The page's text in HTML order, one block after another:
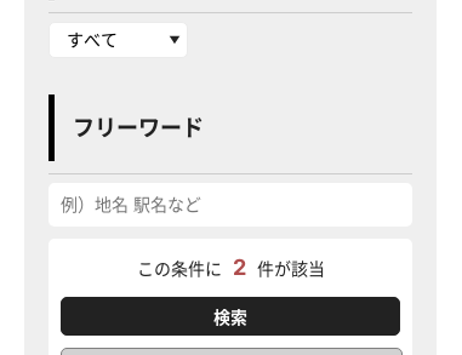
フリーワード
この条件に 2 件が該当